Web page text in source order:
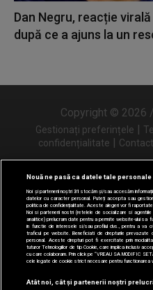
Dan Negru, reacție
după ce a ajuns la un
Copyright © 2026 /
Gestionați preferințele |
confidențialitate |
Nouă ne pasă ca datele tale
Noi și partenerii noștri31 stocăm și/sau accesăm
datelor cu caracter personal. Puteți accepta sau
politica de confidențialitate. Aceste alegeri vor fi
Noi si partenerii nostri (retelele de socializare si
analitice) prelucram date pentru a permite website-ului sa
in functie de interesele si/sau profilul dvs., pentru a va
traficul pe website. Beneficiati de drepturile prevazute
personal. Aceste drepturi pot fi exercitate prin
tuturor Tehnologiilor de tip Cookie, care implica inclusiv
cu care colaboram. Prin click pe “VREAU SA MODIFIC
cele legate de cookie strict necesare pentru functionarea
Atât noi, cât și partenerii noștri